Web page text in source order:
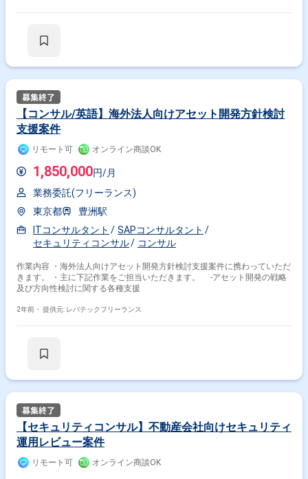
【コンサル/英語】海外法人向けアセット開発方針検討
支援案件
リモート可 オンライン商談OK
1,850,000円/月
業務委託(フリーランス)
東京都
豊洲駅
ITコンサルタント
SAPコンサルタント
セキュリティコンサル
コンサル
作業内容 ・海外法人向けアセット開発方針検討支援案件に携わっていただ
きます。 ・主に下記作業をご担当いただきます。 -アセット開発の戦略
及び方向性検討に関する各種支援
2年前・ 提供元: レバテックフリーランス
【セキュリティコンサル】不動産会社向けセキュリティ
運用レビュー案件
リモート可 オンライン商談OK